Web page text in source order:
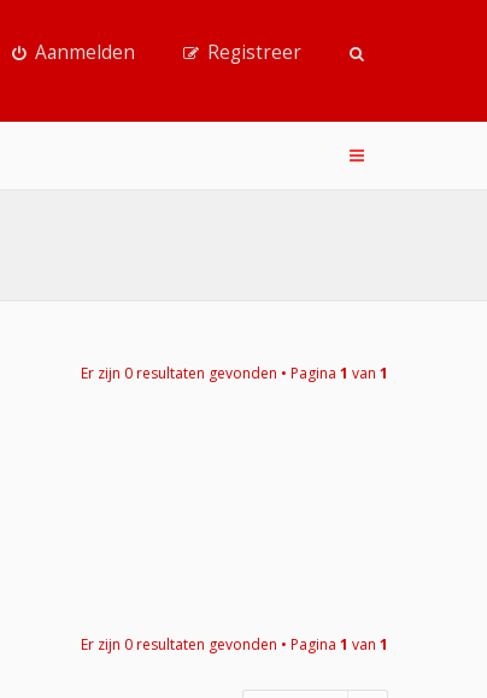
Aanmelden Registreer
Er zijn 0 resultaten gevonden • Pagina 1 van 1
Er zijn 0 resultaten gevonden • Pagina 1 van 1